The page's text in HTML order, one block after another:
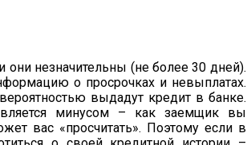
они незначительны (не более 30 дней).
о просрочках и невыплатах.
выдадут кредит в банке.
минусом – как заемщик вы
вас «просчитать». Поэтому если в